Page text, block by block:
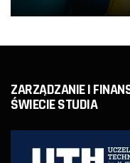
ZARZĄDZANIE I
ŚWIECIE STUDIA